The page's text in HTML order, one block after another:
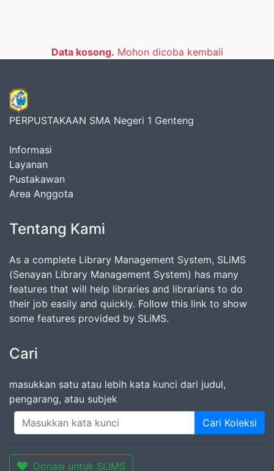
Data kosong. Mohon dicoba kembali
PERPUSTAKAAN SMA Negeri 1 Genteng
Informasi
Layanan
Pustakawan
Area Anggota
Tentang Kami
As a complete Library Management System, SLiMS
(Senayan Library Management System) has many
features that will help libraries and librarians to do
their job easily and quickly. Follow this link to show
some features provided by SLiMS.
Cari
masukkan satu atau lebih kata kunci dari judul,
pengarang, atau subjek
Cari Koleksi
Donasi untuk SLiMS